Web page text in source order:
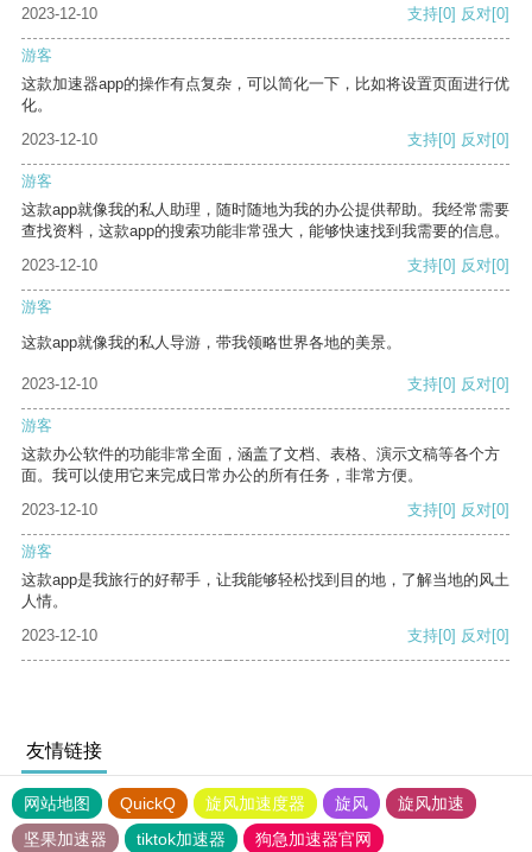
2023-12-10
支持[0] 反对[0]
游客
这款加速器app的操作有点复杂，可以简化一下，比如将设置页面进行优
化。
2023-12-10
支持[0] 反对[0]
游客
这款app就像我的私人助理，随时随地为我的办公提供帮助。我经常需要
查找资料，这款app的搜索功能非常强大，能够快速找到我需要的信息。
2023-12-10
支持[0] 反对[0]
游客
这款app就像我的私人导游，带我领略世界各地的美景。
2023-12-10 支持[0] 反对[0]
游客
这款办公软件的功能非常全面，涵盖了文档、表格、演示文稿等各个方
面。我可以使用它来完成日常办公的所有任务，非常方便。
2023-12-10
支持[0] 反对[0]
游客
这款app是我旅行的好帮手，让我能够轻松找到目的地，了解当地的风土
人情。
2023-12-10
支持[0] 反对[0]
友情链接
网站地图 QuickQ 旋风加速度器 旋风
旋风加速
坚果加速器
tiktok加速器 狗急加速器官网